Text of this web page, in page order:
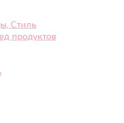
Стиль
продуктов